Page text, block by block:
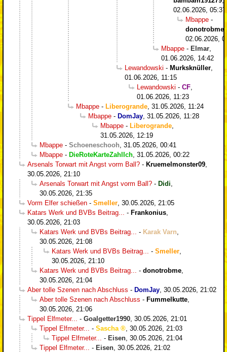
02.06.2026, 05:37
Mbappe -
donotrobme,
02.06.2026,
Mbappe - Elmar
01.06.2026, 14:42
Lewandowski - Murksknüller
01.06.2026, 11:15
Lewandowski - CF
01.06.2026, 11:23
Mbappe - Liberogrande 31.05.2026, 11:24
Mbappe - DomJay 31.05.2026, 11:28
Mbappe - Liberogrande
31.05.2026, 12:19
Mbappe - Schoeneschooh 31.05.2026, 00:41
Mbappe - DieRoteKarteZahlIch 31.05.2026, 00:22
Arsenals Torwart mit Angst vorm Ball? - Kruemelmonster09
30.05.2026, 21:10
Arsenals Torwart mit Angst vorm Ball? - Didi
30.05.2026, 21:35
Vorm Elfer schießen - Smeller 30.05.2026, 21:05
Katars Werk und BVBs Beitrag...
- Frankonius
30.05.2026, 21:03
Katars Werk und BVBs Beitrag...
- Karak Varn
30.05.2026, 21:08
Katars Werk und BVBs Beitrag...
- Smeller
30.05.2026, 21:10
Katars Werk und BVBs Beitrag...
- donotrobme
30.05.2026, 21:04
Aber tolle Szenen nach Abschluss - DomJay 30.05.2026, 21:02
Aber tolle Szenen nach Abschluss - Fummelkutte
30.05.2026, 21:06
Tippel Elfmeter...
- Goalgetter1990 30.05.2026, 21:01
Tippel Elfmeter...
- Sascha
30.05.2026, 21:03
Tippel Elfmeter...
- Eisen 30.05.2026, 21:04
Tippel Elfmeter...
- Eisen 30.05.2026, 21:02